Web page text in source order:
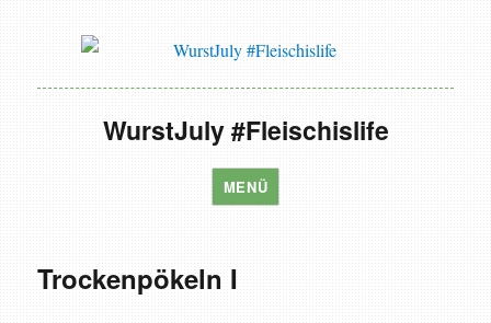
WurstJuly #Fleischislife
MENÜ
Trockenpökeln I